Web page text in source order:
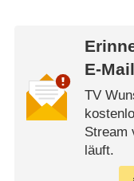
E-Mail
TV
Stream
läuft.